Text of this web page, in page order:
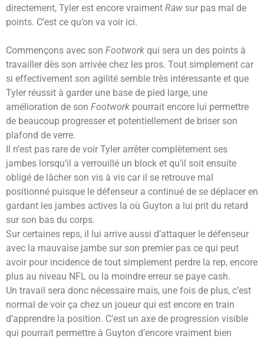
directement, Tyler est encore vraiment Raw sur pas mal de
points. C’est ce qu’on va voir ici.
Commençons avec son Footwork qui sera un des points à
travailler dès son arrivée chez les pros. Tout simplement car
si effectivement son agilité semble très intéressante et que
Tyler réussit à garder une base de pied large, une
amélioration de son Footwork pourrait encore lui permettre
de beaucoup progresser et potentiellement de briser son
plafond de verre.
Il n’est pas rare de voir Tyler arrêter complètement ses
jambes lorsqu’il a verrouillé un block et qu’il soit ensuite
obligé de lâcher son vis à vis car il se retrouve mal
positionné puisque le défenseur a continué de se déplacer en
gardant les jambes actives la où Guyton a lui prit du retard
sur son bas du corps.
Sur certaines reps, il lui arrive aussi d’attaquer le défenseur
avec la mauvaise jambe sur son premier pas ce qui peut
avoir pour incidence de tout simplement perdre la rep, encore
plus au niveau NFL ou la moindre erreur se paye cash.
Un travail sera donc nécessaire mais, une fois de plus, c’est
normal de voir ça chez un joueur qui est encore en train
d’apprendre la position. C’est un axe de progression visible
qui pourrait permettre à Guyton d’encore vraiment bien